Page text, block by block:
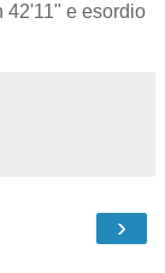
42'11" e esordio
›